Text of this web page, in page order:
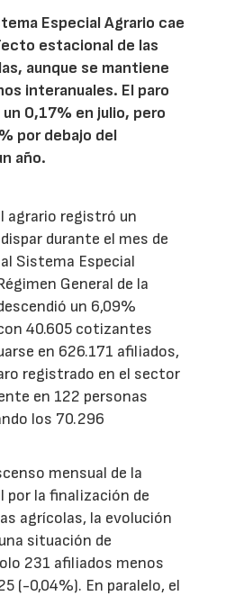
Especial Agrario cae
estacional de las
aunque se mantiene
interanuales. El paro
0,17% en julio, pero
por debajo del
año.
agrario registró un
durante el mes de
Sistema Especial
General de la
un 6,09%
40.605 cotizantes
en 626.171 afiliados,
registrado en el sector
en 122 personas
los 70.296
mensual de la
por la finalización de
agrícolas, la evolución
situación de
231 afiliados menos
(-0,04%). En paralelo, el